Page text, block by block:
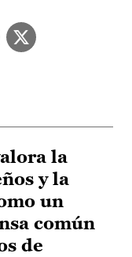
la
y la
un
común
de